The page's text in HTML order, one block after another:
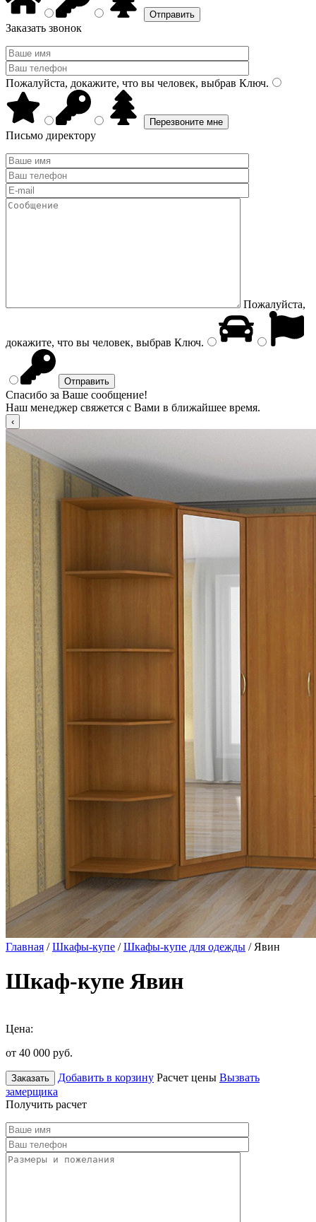
Заказать звонок
Пожалуйста, докажите, что вы человек, выбрав Ключ.
Письмо директору
Пожалуйста,
докажите, что вы человек, выбрав Ключ.
Спасибо за Ваше сообщение!
Наш менеджер свяжется с Вами в ближайшее время.
Главная /Шкафы-купе /Шкафы-купе для одежды / Явин
Шкаф-купе Явин
Цена:
от 40 000 руб.
Заказать Добавить в корзину Расчет цены Вызвать
замерщика
Получить расчет